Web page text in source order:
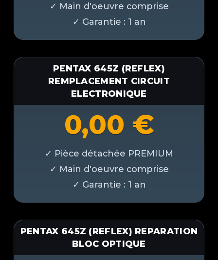
PENTAX 645Z (REFLEX)
REMPLACEMENT CIRCUIT
ELECTRONIQUE
0,00 €
PENTAX 645Z (REFLEX) REPARATION
BLOC OPTIQUE